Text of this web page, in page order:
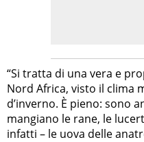
“Si tratta di una vera e
Nord Africa, visto il clima
d’inverno. È pieno: sono
mangiano le rane, le
infatti – le uova delle